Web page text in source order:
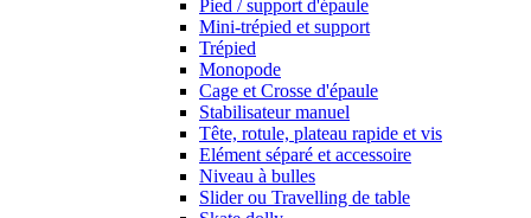
Pied / support d'épaule
Mini-trépied et support
Trépied
Monopode
Cage et Crosse d'épaule
Stabilisateur manuel
Tête, rotule, plateau rapide et vis
Elément séparé et accessoire
Niveau à bulles
Slider ou Travelling de table